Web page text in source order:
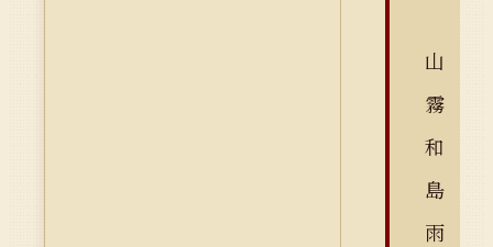
山
霧
和
島
雨